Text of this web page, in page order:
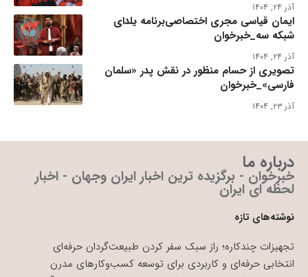
آذر ۲۴, ۱۴۰۴
ایمان قیاسی مجری اختصاصی‌برنامه یلدای
شبکه سه_خبرخوان
آذر ۲۴, ۱۴۰۴
تصویری از حسام منظور در نقش پدر «سلمان
فارسی»_خبرخوان
آذر ۲۳, ۱۴۰۴
درباره ما
خبرخوان - برگزیده ترین اخبار ایران وجهان - اخبار
لحظه ای ایران
نوشته‌های تازه
تجهیزات چندکاره؛ راز سبک سفر کردن طبیعت‌گردان حرفه‌ای
انتخابی حرفه‌ای و کاربردی برای توسعه کسب‌وکارهای مدرن